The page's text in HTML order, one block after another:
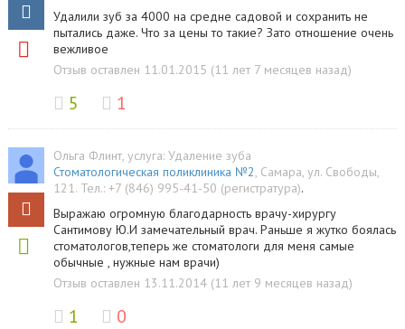
Удалили зуб за 4000 на средне садовой и сохранить не
пытались даже. Что за цены то такие? Зато отношение очень
вежливое
Отзыв оставлен 11.01.2015 (11 лет 7 месяцев назад)
5 1
Ольга Флинт, услуга: Удаление зуба
Стоматологическая поликлиника №2, Самара, ул. Свободы,
121. Тел.: +7 (846) 995-41-50 (регистратура).
Выражаю огромную благодарность врачу-хирургу
Сантимову Ю.И замечательный врач. Раньше я жутко боялась
стоматологов,теперь же стоматологи для меня самые
обычные , нужные нам врачи)
Отзыв оставлен 13.11.2014 (11 лет 9 месяцев назад)
1 0